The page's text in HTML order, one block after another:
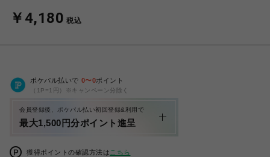
￥4,180 税込
ポケパル払いで 0〜0ポイント
（1P=1円）※キャンペーン分除く
会員登録後、ポケパル払い初回登録&利用で
最大1,500円分ポイント進呈
獲得ポイントの確認方法は こちら